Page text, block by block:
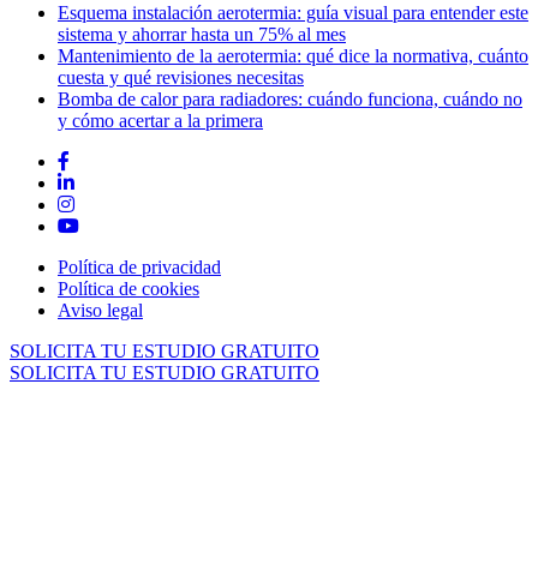
Esquema instalación aerotermia: guía visual para entender este
sistema y ahorrar hasta un 75% al mes
Mantenimiento de la aerotermia: qué dice la normativa, cuánto
cuesta y qué revisiones necesitas
Bomba de calor para radiadores: cuándo funciona, cuándo no
y cómo acertar a la primera
Política de privacidad
Política de cookies
Aviso legal
SOLICITA TU ESTUDIO GRATUITO
SOLICITA TU ESTUDIO GRATUITO